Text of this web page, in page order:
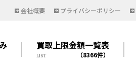
会社概要 プライバシーポリシー
買取上限金額一覧表
（8366件）
LIST